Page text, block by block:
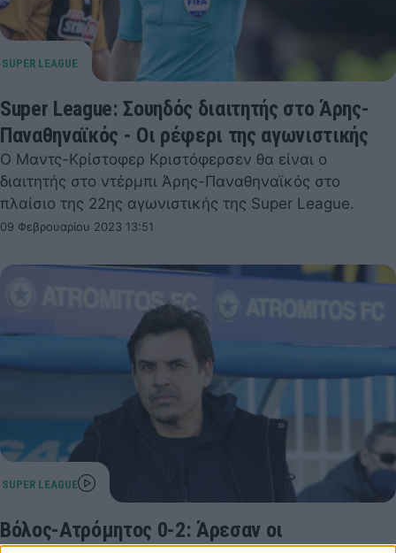
Super League: Σουηδός διαιτητής στο Άρης-
Παναθηναϊκός - Οι ρέφερι της αγωνιστικής
Ο Μαντς-Κρίστοφερ Κριστόφερσεν θα είναι ο
διαιτητής στο ντέρμπι Άρης-Παναθηναϊκός στο
πλαίσιο της 22ης αγωνιστικής της Super League.
09 Φεβρουαρίου 2023 13:51
Βόλος-Ατρόμητος 0-2: Άρεσαν οι